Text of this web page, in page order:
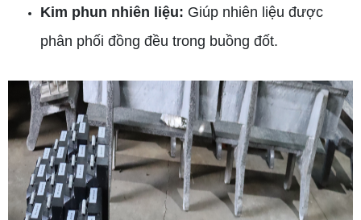
Kim phun nhiên liệu: Giúp nhiên liệu được
phân phối đồng đều trong buồng đốt.